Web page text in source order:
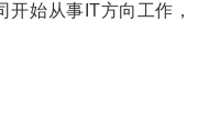
开始从事IT方向工作，